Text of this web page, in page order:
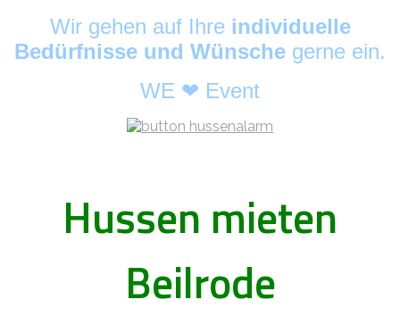
Wir gehen auf Ihre individuelle
Bedürfnisse und Wünsche gerne ein.
WE ❤ Event
Hussen mieten
Beilrode